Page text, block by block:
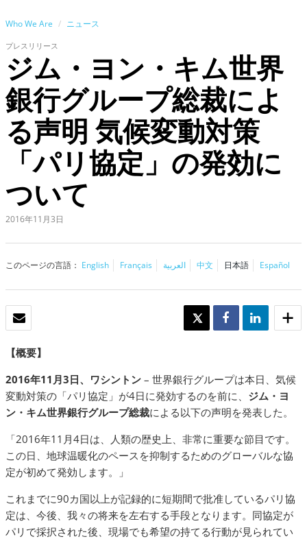
Who We Are ニュース
プレスリリース
ジム・ヨン・キム世界
銀行グループ総裁によ
る声明 気候変動対策
「パリ協定」の発効に
ついて
2016年11月3日
このページの言語： English Français العربية 中文 日本語 Español
TWEET SHARE SHARE
【概要】
2016年11月3日、ワシントン – 世界銀行グループは本日、気候
変動対策の「パリ協定」が4日に発効するのを前に、 ジム・ヨ
ン・キム世界銀行グループ総裁による以下の声明を発表した。
「2016年11月4日は、人類の歴史上、非常に重要な節目です。
この日、地球温暖化のペースを抑制するためのグローバルな協
定が初めて発効します。」
これまでに90カ国以上が記録的に短期間で批准しているパリ協
定は、今後、我々の将来を左右する手段となります。同協定が
パリで採択された後、現場でも希望の持てる行動が見られてい